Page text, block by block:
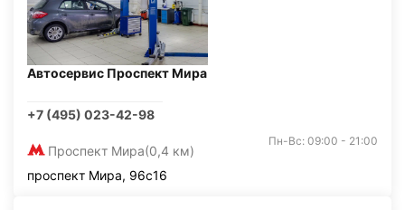
Автосервис Проспект Мира
+7 (495) 023-42-98
Проспект Мира(0,4 км)
Пн-Вс: 09:00 - 21:00
проспект Мира, 96с16